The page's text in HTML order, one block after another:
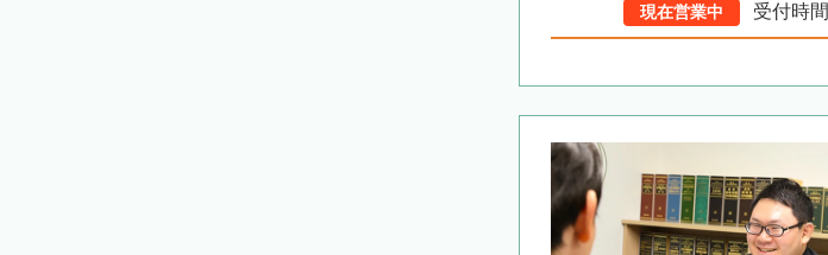
現在営業中 受付時